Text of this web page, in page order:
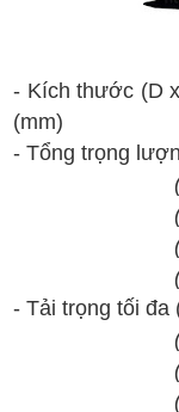
- Kích thước (D
(mm)
- Tổng trọng
- Tải trọng tốiđa